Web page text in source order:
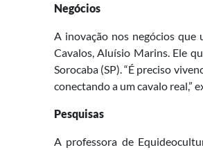
Negócios
A inovação nos negócios que
Cavalos, Aluísio Marins. Ele
Sorocaba (SP). “É preciso
conectando a um cavalo real,”
Pesquisas
A professora de